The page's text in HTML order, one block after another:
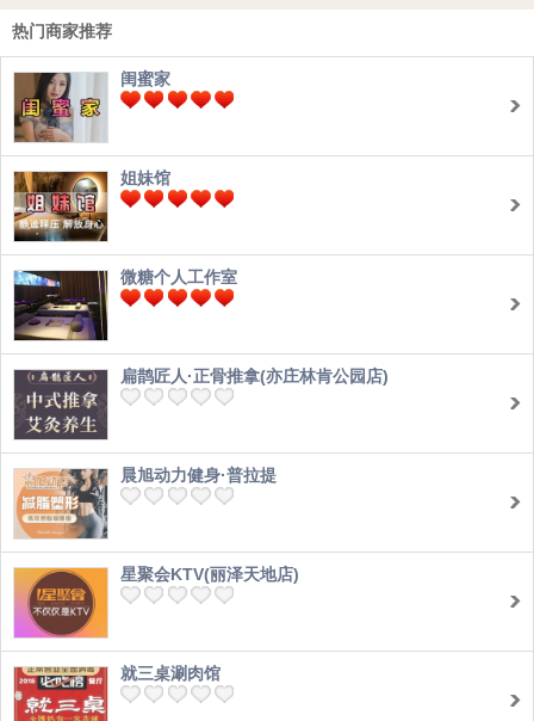
热门商家推荐
闺蜜家
姐妹馆
微糖个人工作室
扁鹊匠人·正骨推拿(亦庄林肯公园店)
晨旭动力健身·普拉提
星聚会KTV(丽泽天地店)
就三桌涮肉馆